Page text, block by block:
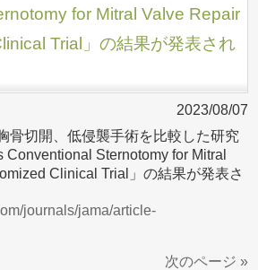
for Mitral Valve Repair
Trial」の結果が発表され
2023/08/07
骨切開、低侵襲手術を比較した研究
Conventional Sternotomy for Mitral
Clinical Trial」の結果が発表さ
journals/jama/article-
次のページ »